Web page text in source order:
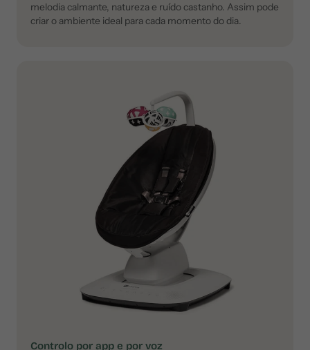
melodia calmante, natureza e ruído castanho. Assim pode
criar o ambiente ideal para cada momento do dia.
Controlo por app e por voz